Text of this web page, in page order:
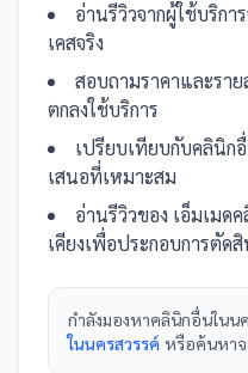
อ่านรีวิวจากผู้ใช้บริก
เคสจริง
สอบถามราคาและรา
ตกลงใช้บริการ
เปรียบเทียบกับคลินิก
เสนอที่เหมาะสม
อ่านรีวิวของ เอ็มเมด
เคียงเพื่อประกอบการตัดสิ
กำลังมองหาคลินิกอื่นในน
ในนครสวรรค์ หรือค้นหาจ